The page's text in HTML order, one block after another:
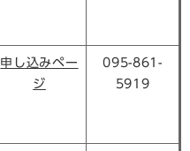
申し込みペー
ジ​
095-861-
5919